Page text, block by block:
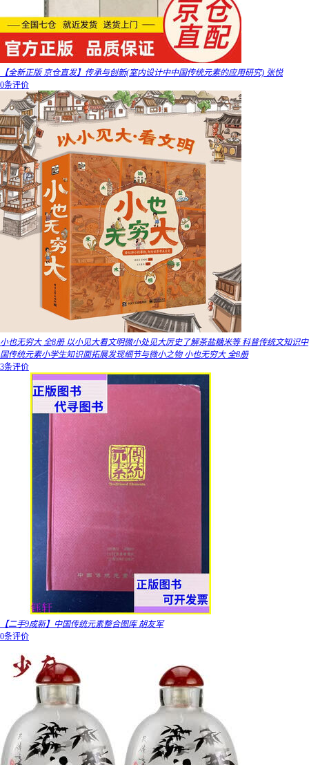
【全新正版 京仓直发】传承与创新(室内设计中中国传统元素的应用研究) 张悦
0条评价
小也无穷大 全8册 以小见大看文明微小处见大厉史了解茶盐糖米等 科普传统文知识中
国传统元素小学生知识面拓展发现细节与微小之物 小也无穷大 全8册
3条评价
【二手9成新】中国传统元素整合图库 胡友军
0条评价